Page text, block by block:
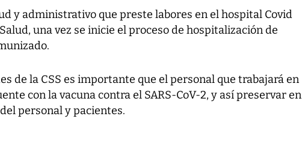
y administrativo que preste labores en el hospital Covid
una vez se inicie el proceso de hospitalización de
de la CSS es importante que el personal que trabajará en
con la vacuna contra el SARS-CoV-2, y así preservar en
personal y pacientes.